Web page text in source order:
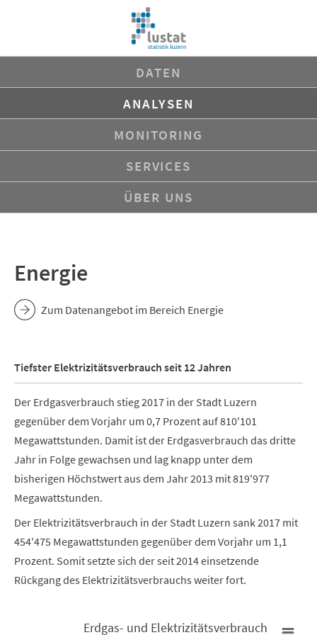
DATEN
ANALYSEN
MONITORING
SERVICES
ÜBER UNS
Energie
Zum Datenangebot im Bereich Energie
Tiefster Elektrizitätsverbrauch seit 12 Jahren
Der Erdgasverbrauch stieg 2017 in der Stadt Luzern
gegenüber dem Vorjahr um 0,7 Prozent auf 810'101
Megawattstunden. Damit ist der Erdgasverbrauch das dritte
Jahr in Folge gewachsen und lag knapp unter dem
bisherigen Höchstwert aus dem Jahr 2013 mit 819'977
Megawattstunden.
Der Elektrizitätsverbrauch in der Stadt Luzern sank 2017 mit
454'475 Megawattstunden gegenüber dem Vorjahr um 1,1
Prozent. Somit setzte sich der seit 2014 einsetzende
Rückgang des Elektrizitätsverbrauchs weiter fort.
Erdgas- und Elektrizitätsverbrauch